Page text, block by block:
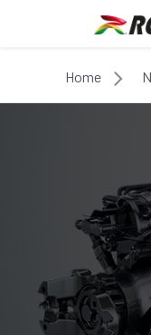
Home